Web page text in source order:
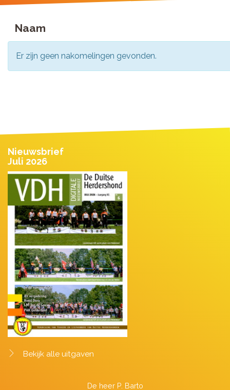
Naam
Er zijn geen nakomelingen gevonden.
Nieuwsbrief
Juli 2026
Bekijk alle uitgaven
De heer P. Barto